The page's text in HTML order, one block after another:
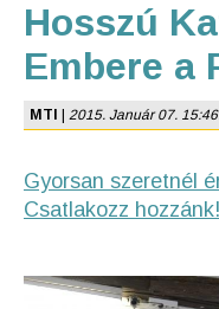
Hosszú
Embere a
MTI 2015. Január 07.
Gyorsan szeretnél
Csatlakozz